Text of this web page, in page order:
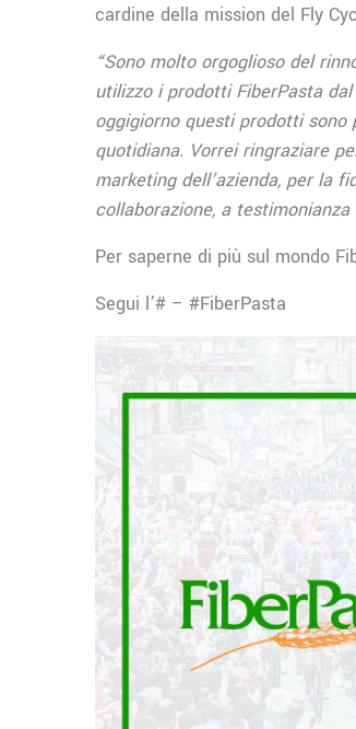
cardine della mission del Fly
“Sono molto orgoglioso del
utilizzo i prodotti FiberPasta
oggigiorno questi prodotti
quotidiana. Vorrei ringraziare
marketing dell’azienda, per la
collaborazione, a
Per saperne di più sul mondo
Segui l’# – #FiberPasta